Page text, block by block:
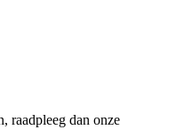
raadpleeg dan onze